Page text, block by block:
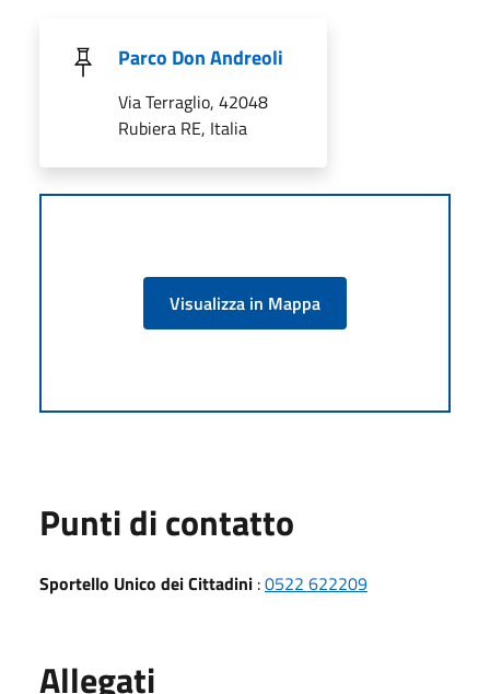
Parco Don Andreoli
Via Terraglio, 42048
Rubiera RE, Italia
Visualizza in Mappa
Punti di contatto
Sportello Unico dei Cittadini :0522 622209
Allegati